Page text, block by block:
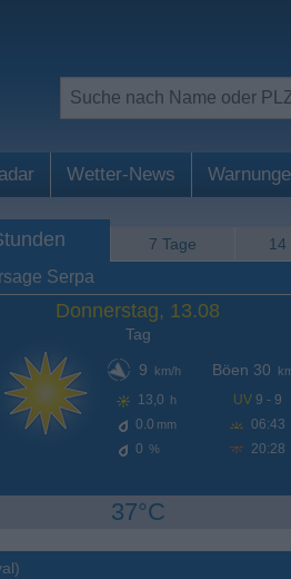
Wetter-News
7 Tage 14
Serpa
Donnerstag, 13.08
Tag
9
km/h
13,0 h
0.0 mm
0 %
Böen 30
UV 9 - 9
06:43
20:28
37°C